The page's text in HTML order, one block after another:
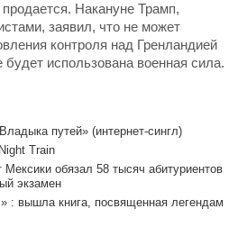
Накануне Трамп,
заявил, что не может
контроля над Гренландией
использована военная сила.
путей» (интернет-сингл)
Train
Мексики обязал 58 тысяч абитуриентов
экзамен
: вышла книга, посвященная легендам